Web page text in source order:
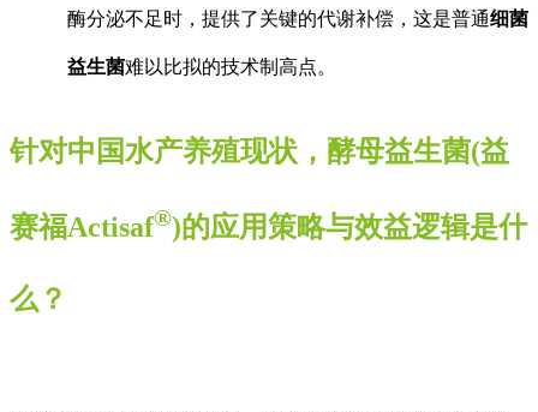
酶分泌不足时，提供了关键的代谢补偿，这是普通细菌
益生菌难以比拟的技术制高点。
针对中国水产养殖现状，酵母益生菌(益
赛福Actisaf®)的应用策略与效益逻辑是什
么？